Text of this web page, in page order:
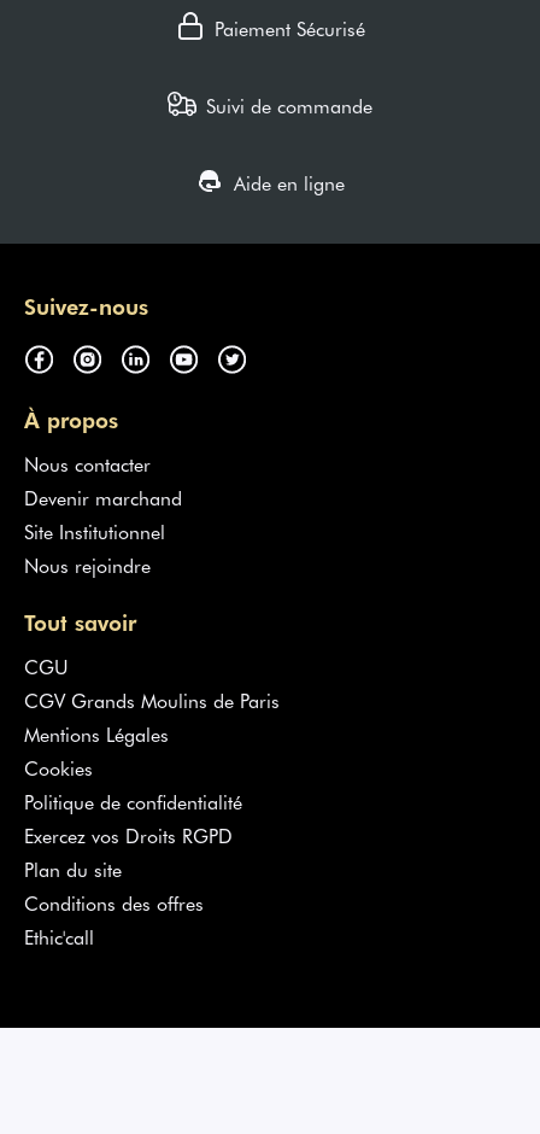
Paiement Sécurisé
Suivi de commande
Aide en ligne
Suivez-nous
À propos
Nous contacter
Devenir marchand
Site Institutionnel
Nous rejoindre
Tout savoir
CGU
CGV Grands Moulins de Paris
Mentions Légales
Cookies
Politique de confidentialité
Exercez vos Droits RGPD
Plan du site
Conditions des offres
Ethic'call